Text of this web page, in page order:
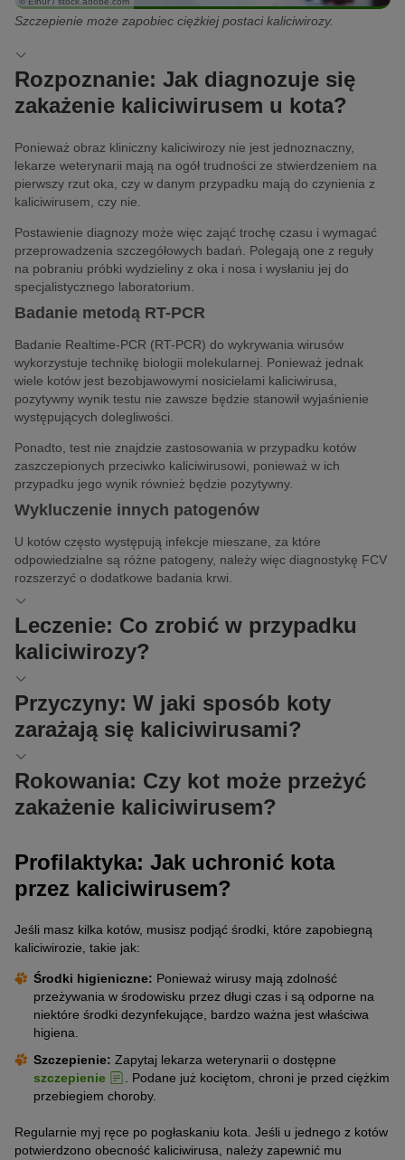
Szczepienie może zapobiec ciężkiej postaci kaliciwirozy.
Rozpoznanie: Jak diagnozuje się
zakażenie kaliciwirusem u kota?
Ponieważ obraz kliniczny kaliciwirozy nie jest jednoznaczny,
lekarze weterynarii mają na ogół trudności ze stwierdzeniem na
pierwszy rzut oka, czy w danym przypadku mają do czynienia z
kaliciwirusem, czy nie.
Postawienie diagnozy może więc zająć trochę czasu i wymagać
przeprowadzenia szczegółowych badań. Polegają one z reguły
na pobraniu próbki wydzieliny z oka i nosa i wysłaniu jej do
specjalistycznego laboratorium.
Badanie metodą RT-PCR
Badanie Realtime-PCR (RT-PCR) do wykrywania wirusów
wykorzystuje technikę biologii molekularnej. Ponieważ jednak
wiele kotów jest bezobjawowymi nosicielami kaliciwirusa,
pozytywny wynik testu nie zawsze będzie stanowił wyjaśnienie
występujących dolegliwości.
Ponadto, test nie znajdzie zastosowania w przypadku kotów
zaszczepionych przeciwko kaliciwirusowi, ponieważ w ich
przypadku jego wynik również będzie pozytywny.
Wykluczenie innych patogenów
U kotów często występują infekcje mieszane, za które
odpowiedzialne są różne patogeny, należy więc diagnostykę FCV
rozszerzyć o dodatkowe badania krwi.
Leczenie: Co zrobić w przypadku
kaliciwirozy?
Obecnie nie istnieją leki przeciwwirusowe, zwalczające
kaliciwirusa u kotów, dlatego stosuje się leczenie objawowe.
Rodzaj leczenia, którego będzie potrzebował Twój kot zależy od
Leki łagodzące objawy
Leczenie farmakologiczne obejmuje z reguły następujące środki:
leki przeciwzapalne
codzienne płukanie nosa roztworem soli fizjologicznej
Ponadto, konieczne może być zastosowanie inhalacji lub wlewów
dożylnych.
Przyczyny: W jaki sposób koty
zarażają się kaliciwirusami?
Najczęstszą przyczyną zakażenia FCV jest bezpośredni kontakt z
zainfekowanym kotem, ale może się też zdarzyć, że kot zarazi się
poprzez wdychanie aerozoli zawierających wirusa.
gromadzi się w górnych drogach oddechowych i na migdałkach.
Jeśli natomiast przez krew rozprzestrzeni się w organizmie,
wówczas mówimy o wiremii.
Kaliciwirus kotów jest bardzo odporny i trudno go usunąć z
miejsc, w których przebywały chore koty. W temperaturze
pokojowej i w suchym środowisku może przetrwać nawet dziesięć
dni.
Rokowania: Czy kot może przeżyć
zakażenie kaliciwirusem?
nie musi to oznaczać, że kot nie przeżyje infekcji. Ciężkie
przypadki prowadzące do śmierci zwierzęcia zdarzają się rzadko.
wirusa z organizmu. W każdej sytuacji jednak należy
skonsultować się z lekarzem weterynarii.
Czy kot zakażony kaliciwirusem może mieszkać
razem z innym kotem?
Jeśli kilka kotów mieszka razem, prawdopodobieństwo, że będą
aby chorego kota odizolować od reszty mruczków do czasu
uzyskania zaleceń od lekarza weterynarii.
Profilaktyka: Jak uchronić kota
przez kaliciwirusem?
Jeśli masz kilka kotów, musisz podjąć środki, które zapobiegną
kaliciwirozie, takie jak:
Środki higieniczne: Ponieważ wirusy mają zdolność
przeżywania w środowisku przez długi czas i są odporne na
niektóre środki dezynfekujące, bardzo ważna jest właściwa
higiena.
Szczepienie: Zapytaj lekarza weterynarii o dostępne
szczepienie
. Podane już kociętom, chroni je przed ciężkim
przebiegiem choroby.
Regularnie myj ręce po pogłaskaniu kota. Jeśli u jednego z kotów
potwierdzono obecność kaliciwirusa, należy zapewnić mu